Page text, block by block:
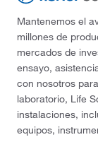
Mantenemos el
millones de
mercados de
ensayo,
con nosotros
laboratorio, Life
instalaciones,
equipos,